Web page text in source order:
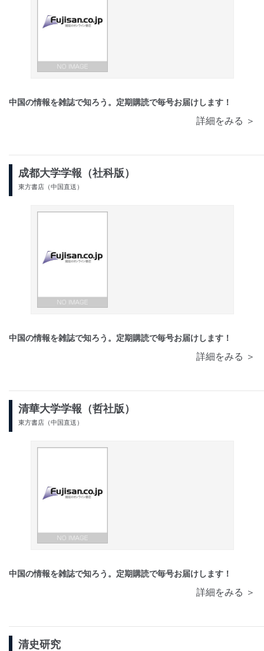
中国の情報を雑誌で知ろう。定期購読で毎号お届けします！
詳細をみる ＞
成都大学学報（社科版）
東方書店（中国直送）
中国の情報を雑誌で知ろう。定期購読で毎号お届けします！
詳細をみる ＞
清華大学学報（哲社版）
東方書店（中国直送）
中国の情報を雑誌で知ろう。定期購読で毎号お届けします！
詳細をみる ＞
清史研究